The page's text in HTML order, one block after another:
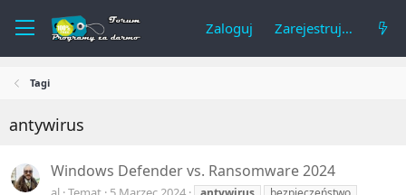
Zaloguj Zarejestruj się
Tagi
antywirus
Windows Defender vs. Ransomware 2024